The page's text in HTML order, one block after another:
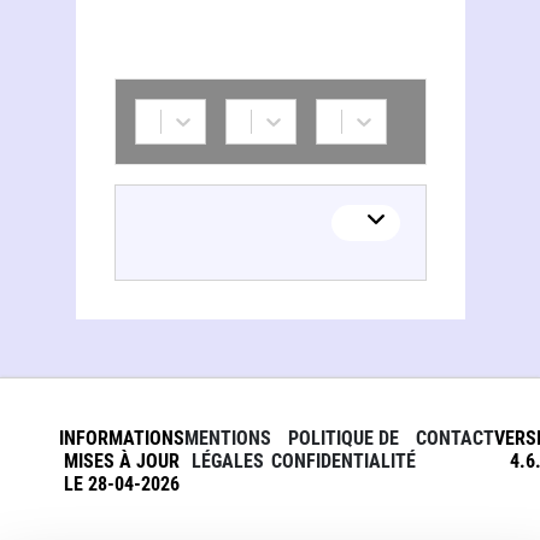
INFORMATIONS
MISES À JOUR
LE 28-04-2026
MENTIONS
LÉGALES
POLITIQUE DE
CONFIDENTIALITÉ
CONTACT